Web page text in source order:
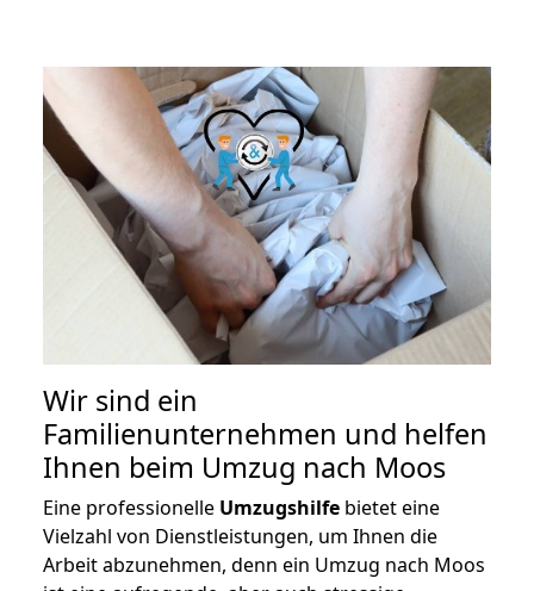
Wir sind ein
Familienunternehmen und helfen
Ihnen beim Umzug nach Moos
Eine professionelle Umzugshilfe bietet eine
Vielzahl von Dienstleistungen, um Ihnen die
Arbeit abzunehmen, denn ein Umzug nach Moos